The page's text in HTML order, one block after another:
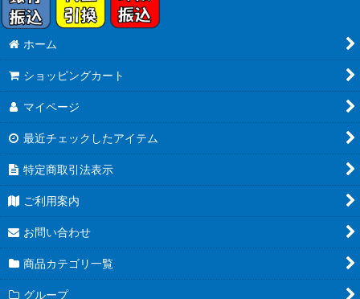
ホーム
ショッピングカート
マイページ
最近チェックしたアイテム
特定商取引法表示
ご利用案内
お問い合わせ
商品カテゴリ一覧
グループ